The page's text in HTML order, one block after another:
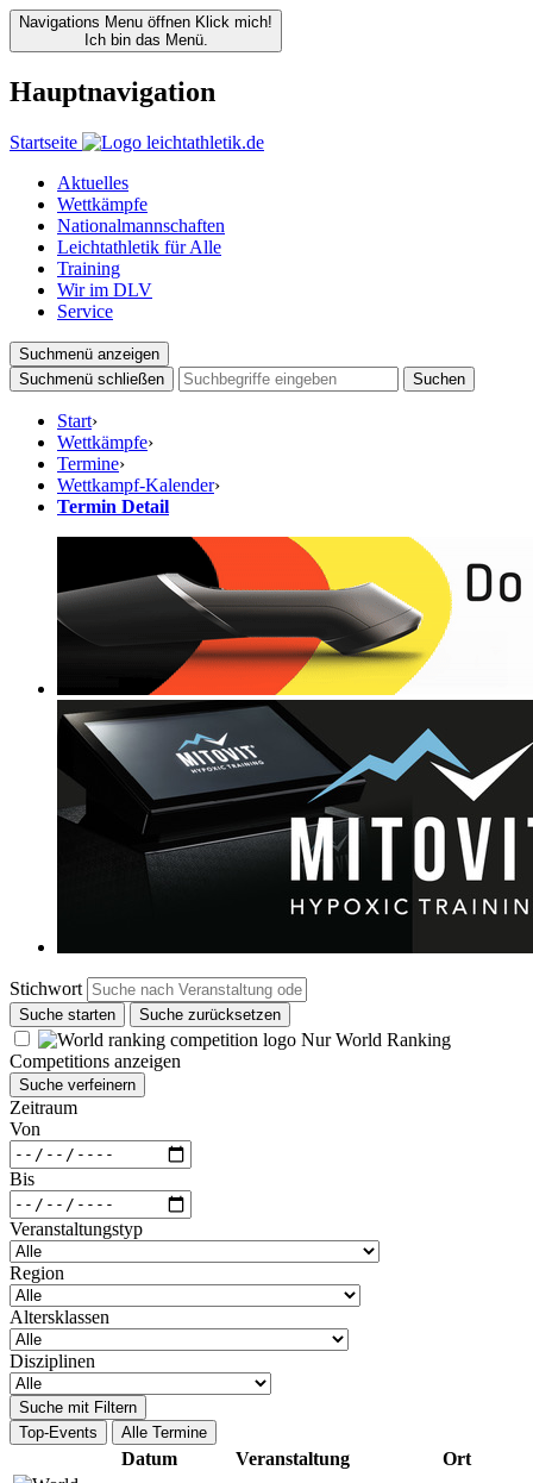
Navigations Menu öffnen Klick mich!
Ich bin das Menü.
Hauptnavigation
Startseite
Aktuelles
Wettkämpfe
Nationalmannschaften
Leichtathletik für Alle
Training
Wir im DLV
Service
Suchmenü anzeigen
Suchmenü schließen
Suchen
Start›
Wettkämpfe›
Termine›
Wettkampf-Kalender›
Termin Detail
Stichwort
Suche starten Suche zurücksetzen
Nur World Ranking
Competitions anzeigen
Suche verfeinern
Zeitraum
Von
Bis
Veranstaltungstyp
Region
Altersklassen
Disziplinen
Suche mit Filtern
Top-Events
Alle Termine
Datum Veranstaltung Ort